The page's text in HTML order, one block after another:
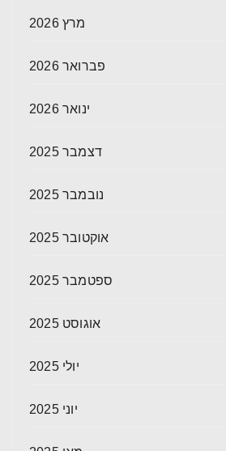
מרץ 2026
פברואר 2026
ינואר 2026
דצמבר 2025
נובמבר 2025
אוקטובר 2025
ספטמבר 2025
אוגוסט 2025
יולי 2025
יוני 2025